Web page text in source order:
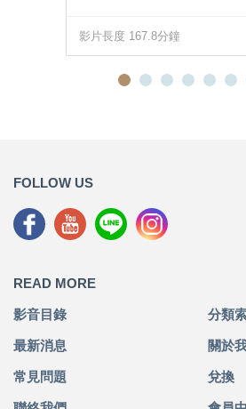
影片長度 167.8分鐘
FOLLOW US
READ MORE
影音目錄 分類
最新消息 關於
常見問題 兌換